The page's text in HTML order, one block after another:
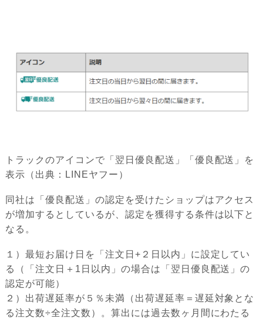
トラックのアイコンで「翌日優良配送」「優良配送」を
表示（出典：LINEヤフー）
同社は「優良配送」の認定を受けたショップはアクセス
が増加するとしているが、認定を獲得する条件は以下と
なる。
１）最短お届け日を「注文日+２日以内」に設定してい
る（「注文日＋1日以内」の場合は「翌日優良配送」の
認定が可能）
２）出荷遅延率が５％未満（出荷遅延率＝遅延対象とな
る注文数÷全注文数）。算出には過去数ヶ月間にわたる